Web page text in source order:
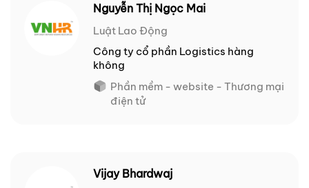
Nguyễn Thị Ngọc Mai
Luật Lao Động
Công ty cổ phần Logistics hàng
không
Phần mềm - website - Thương mại
điện tử
Vijay Bhardwaj